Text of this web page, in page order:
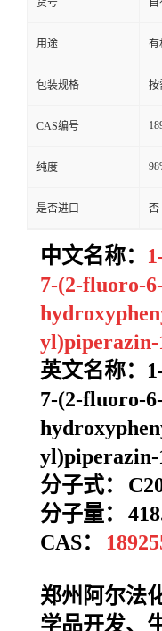
货号
用途 有
包装规格 按
CAS编号
纯度
是否进口 否
中文名称：
7-(2-fluoro-6-
yl)piperazin-
英文名称：
7-(2-fluoro-
yl)piperazin-
分子式：
分子量：
CAS：
郑州阿尔法
学品开发、